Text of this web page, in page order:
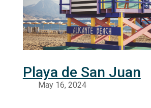
Playa de San Juan